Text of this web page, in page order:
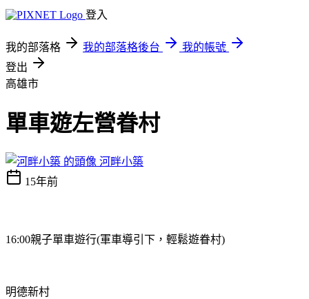
登入
我的部落格 我的部落格後台
我的帳號
登出
高雄市
單車遊左營眷村
河畔小築
15年前
16:00親子單車遊行(軍車導引下，輕鬆遊眷村)
明德新村